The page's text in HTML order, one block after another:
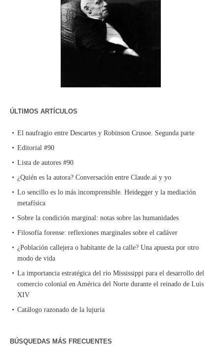
ÚLTIMOS ARTÍCULOS
El naufragio entre Descartes y Robinson Crusoe. Segunda parte
Editorial #90
Lista de autores #90
¿Quién es la autora? Conversación entre Claude.ai y yo
Lo sencillo es lo más incomprensible. Heidegger y la mediación
metafísica
Sobre la condición marginal: notas sobre las humanidades
Filosofía forense: reflexiones marginales sobre el cadáver
¿Población callejera o habitante de la calle? Una apuesta por otro
modo de vida
La importancia estratégica del río Mississippi para el desarrollo del
comercio colonial en América del Norte durante el reinado de Luis
XIV
Catálogo razonado de la lujuria
BÚSQUEDAS MÁS FRECUENTES